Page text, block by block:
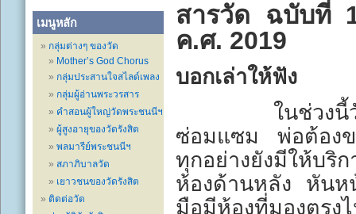
เมนูหลัก
กลุ่มต่างๆ ของวัด
Mother’s God Chorus
กลุ่มประสานใจสไลด์เพลง
กลุ่มผู้อ่านพระวรสาร
คำสอนผู้ใหญ่วัดพระชนนีฯ
ผู้สูงอายุของวัดรังสิต
พลมารีย์พระชนนีฯ
สภาภิบาลวัด
เยาวชนของวัดรังสิต
ติดต่อวัด
สารวัด ฉบับที่
ค.ศ. 2019
บอกเล่าให้ฟัง
ในช่วงนี้
ซ่อมแซม พ่อต้องข
ทุกอย่างยังมีให้บริ
ห้องด้านหลัง หันห
มือมีห้องที่มองตรง